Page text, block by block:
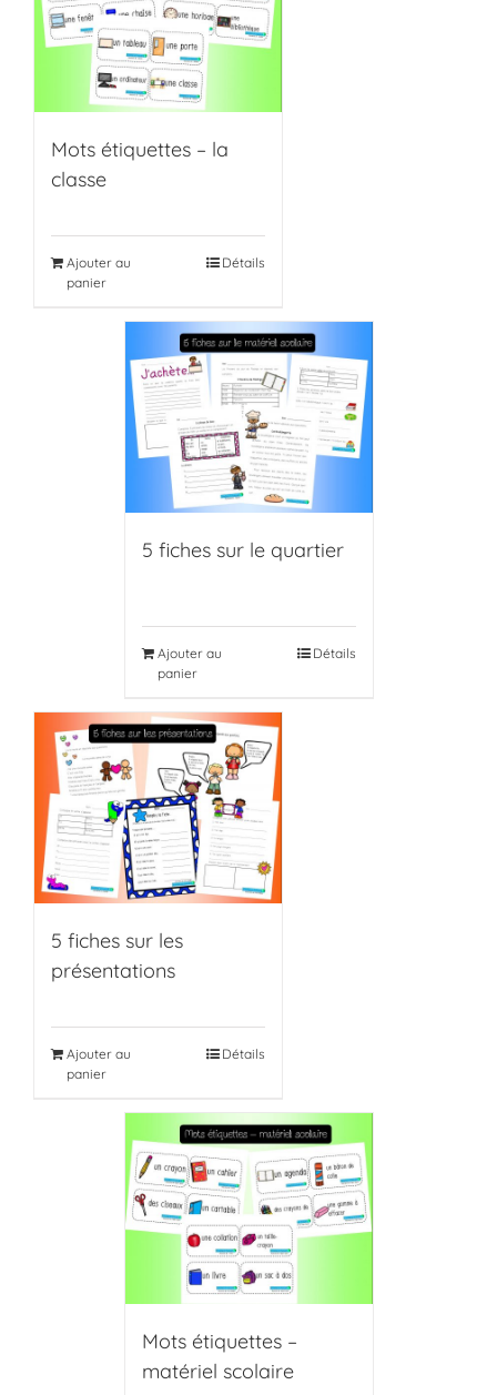
Mots étiquettes – la
classe
Ajouter au
panier
Détails
5 fiches sur le quartier
Ajouter au
panier
Détails
5 fiches sur les
présentations
Ajouter au
panier
Détails
Mots étiquettes –
matériel scolaire